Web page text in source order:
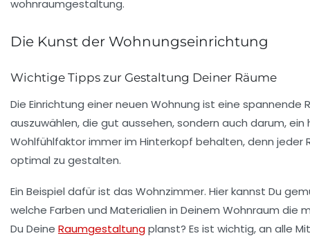
Die Kunst der Wohnungseinrichtung
Wichtige Tipps zur Gestaltung Deiner Räume
Die Einrichtung einer neuen Wohnung ist eine spannende
auszuwählen, die gut aussehen, sondern auch darum,
Wohlfühlfaktorimmer im Hinterkopf behalten, denn jeder
optimal zu gestalten.
Ein Beispiel dafür ist das Wohnzimmer. Hier kannst Du
welche Farben und Materialien in Deinem Wohnraum
Du Deine Raumgestaltungplanst? Es ist wichtig, an alle